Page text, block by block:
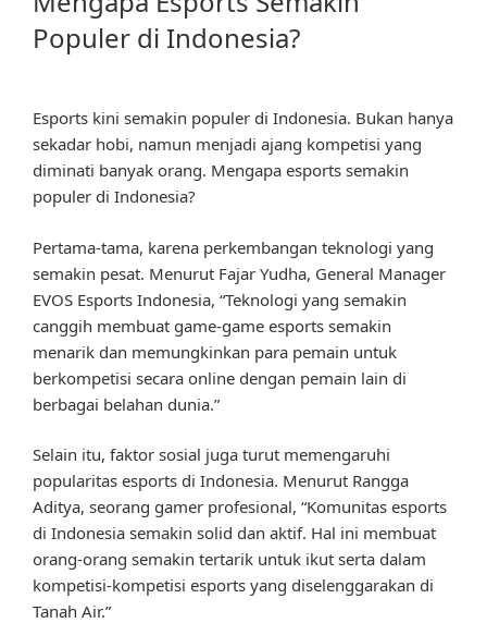
Populer di Indonesia?
Esports kini semakin populer di Indonesia. Bukan hanya
sekadar hobi, namun menjadi ajang kompetisi yang
diminati banyak orang. Mengapa esports semakin
populer di Indonesia?
Pertama-tama, karena perkembangan teknologi yang
semakin pesat. Menurut Fajar Yudha, General Manager
EVOS Esports Indonesia, “Teknologi yang semakin
canggih membuat game-game esports semakin
menarik dan memungkinkan para pemain untuk
berkompetisi secara online dengan pemain lain di
berbagai belahan dunia.”
Selain itu, faktor sosial juga turut memengaruhi
popularitas esports di Indonesia. Menurut Rangga
Aditya, seorang gamer profesional, “Komunitas esports
di Indonesia semakin solid dan aktif. Hal ini membuat
orang-orang semakin tertarik untuk ikut serta dalam
kompetisi-kompetisi esports yang diselenggarakan di
Tanah Air.”